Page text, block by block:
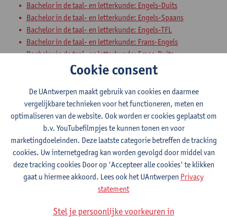
Bachelor in de taal- en letterkunde: Engels-Duits
Bachelor in de taal- en letterkunde: Engels-Spaans
Bachelor in de taal- en letterkunde: Engels-TFL
Bachelor in de taal- en letterkunde: Frans-Engels
Bachelor in de taal- en letterkunde: Frans-Duits
Bachelor in de taal- en letterkunde: Duits-Spaans
Bachelor in de taal- en letterkunde: Frans-Spaans
Bachelor in de taal- en letterkunde: Frans-TFL
Bachelor in de taal- en letterkunde: Spaans-TFL
Interculturele Competenties 4
Bachelor in de taal- en letterkunde: Nederlands-TFL
Bachelor in de taal- en letterkunde: Nederlands-Frans
Bachelor in de taal- en letterkunde: Nederlands-Engels
Bachelor in de taal- en letterkunde: Nederlands-Spaans
Cookie consent
De UAntwerpen maakt gebruik van cookies en daarmee
vergelijkbare technieken voor het functioneren, meten en
optimaliseren van de website. Ook worden er cookies geplaatst om
b.v. YouTubefilmpjes te kunnen tonen en voor
marketingdoeleinden. Deze laatste categorie betreffen de tracking
cookies. Uw internetgedrag kan worden gevolgd door middel van
deze tracking cookies Door op 'Accepteer alle cookies' te klikken
gaat u hiermee akkoord. Lees ook het UAntwerpen Privacy
statement
Stel je persoonlijke voorkeuren in